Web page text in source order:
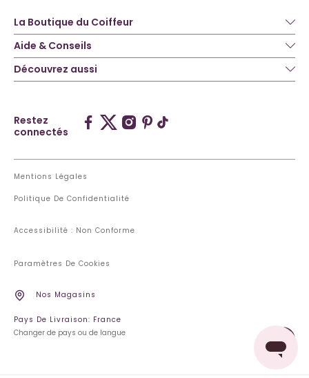
La Boutique du Coiffeur
Aide & Conseils
Découvrez aussi
Restez
connectés
Mentions Légales
Politique De Confidentialité
Accessibilité : Non Conforme
Paramètres De Cookies
Nos Magasins
Pays De Livraison: France
Changer de pays ou de langue